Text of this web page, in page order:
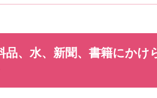
品、水、新聞、書籍にかけ